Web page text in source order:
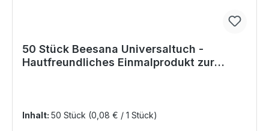
50 Stück Beesana Universaltuch -
Hautfreundliches Einmalprodukt zur
Inhalt: 50 Stück (0,08 € / 1 Stück)